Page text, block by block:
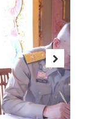
Next